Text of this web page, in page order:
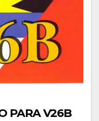
PARA V26B